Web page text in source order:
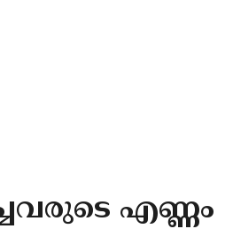
എണ്ണം